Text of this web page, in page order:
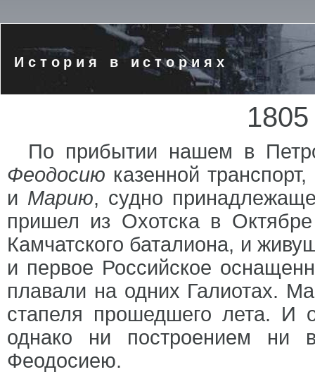
История в историях
По прибытии нашем в
Феодосию казенной
и Марию, судно
пришел из Охотска в
Камчатского баталиона, и
и первое Российское
плавали на одних Галиотах.
стапеля прошедшего лета. И
однако ни построением ни
Феодосиею.